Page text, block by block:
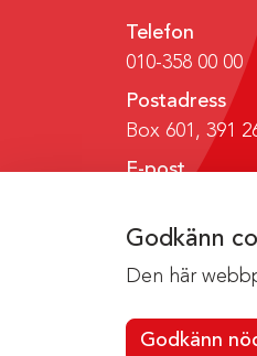
Godkänn
Den här
Godkänn
Telefon
010-358 00 00
Postadress
Box 601, 391
E-post